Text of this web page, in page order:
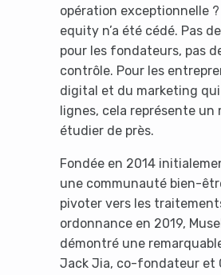
opération exceptionnelle
equity n’a été cédé. Pas
pour les fondateurs, pas
contrôle. Pour les
digital et du marketing
lignes, cela représente un
étudier de près.
Fondée en 2014
une communauté bien-
pivoter vers les
ordonnance en 2019,
démontré une
Jack Jia, co-fondateur et